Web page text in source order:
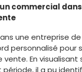
un commercial
une entreprise
personnalisé pour
En visualisant
il a pu